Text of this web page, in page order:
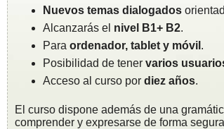
Nuevos temas dialogados
Alcanzarás el nivel B1+ B2.
Para ordenador, tablet y móvil .
Posibilidad de tener varios
Acceso al curso por diez años.
El curso dispone además de una
comprender y expresarse de forma